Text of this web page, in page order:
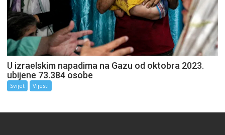
U izraelskim napadima na Gazu od oktobra 2023.
ubijene 73.384 osobe
Svijet Vijesti